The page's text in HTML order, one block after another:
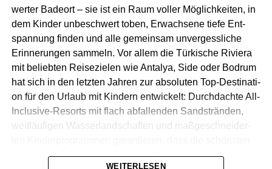
wer­ter Bade­ort – sie ist ein Raum vol­ler Mög­lich­kei­ten, in
dem Kin­der unbe­schwert toben, Erwach­se­ne tie­fe Ent­
span­nung fin­den und alle gemein­sam unver­gess­li­che
Erin­ne­run­gen sam­meln. Vor allem die Tür­ki­sche Rivie­ra
mit belieb­ten Rei­se­zie­len wie Anta­lya, Side oder Bodrum
hat sich in den letz­ten Jah­ren zur abso­lu­ten Top-Desti­na­ti­
on für den Urlaub mit Kin­dern ent­wi­ckelt: Durch­dach­te All-
Inclu­si­ve-Resorts mit flach abfal­len­den Sand­strän­den,
weit­läu­fi­gen Was­ser­land­schaf­ten und maß­ge­schnei­der­
Wochen des Jah­res für Groß und Klein zum vol­len Erfolg
WEITERLESEN